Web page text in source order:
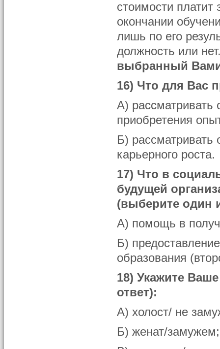
стоимости
окончании
лишь по его
должность или
выбранный
16) Что для Вас
А) рассматривать
приобретения
Б) рассматривать
карьерного роста.
17) Что в
будущей
(выберите один
А) помощь в
Б)
образования
18) Укажите
ответ):
А) холост/ не
Б) женат/замужем;